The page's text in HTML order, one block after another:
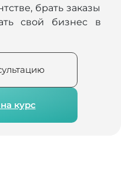
брать заказы
свой бизнес в
курс